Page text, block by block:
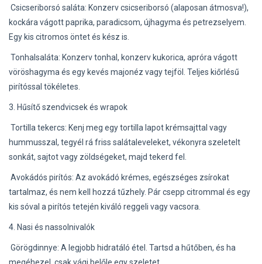
Csicseriborsó saláta: Konzerv csicseriborsó (alaposan átmosva!),
kockára vágott paprika, paradicsom, újhagyma és petrezselyem.
Egy kis citromos öntet és kész is.
Tonhalsaláta: Konzerv tonhal, konzerv kukorica, apróra vágott
vöröshagyma és egy kevés majonéz vagy tejföl. Teljes kiőrlésű
pirítóssal tökéletes.
3. Hűsítő szendvicsek és wrapok
Tortilla tekercs: Kenj meg egy tortilla lapot krémsajttal vagy
hummusszal, tegyél rá friss salátaleveleket, vékonyra szeletelt
sonkát, sajtot vagy zöldségeket, majd tekerd fel.
Avokádós pirítós: Az avokádó krémes, egészséges zsírokat
tartalmaz, és nem kell hozzá tűzhely. Pár csepp citrommal és egy
kis sóval a pirítós tetején kiváló reggeli vagy vacsora.
4. Nasi és nassolnivalók
Görögdinnye: A legjobb hidratáló étel. Tartsd a hűtőben, és ha
megéhezel, csak vágj belőle egy szeletet.